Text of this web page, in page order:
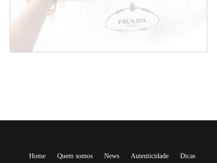
Home Quem somos News Autenticidade Dicas